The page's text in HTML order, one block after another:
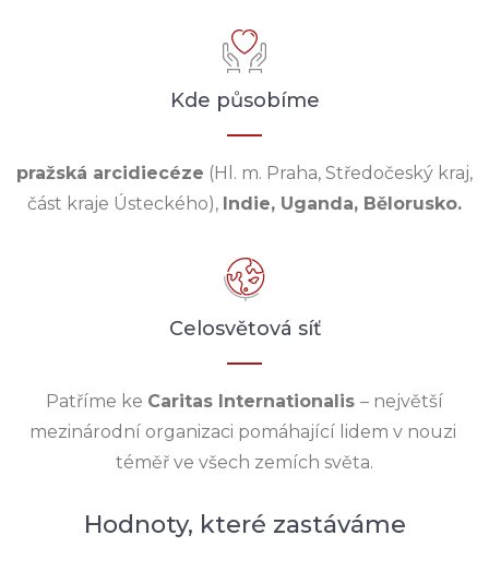
Kde působíme
pražská arcidiecéze (Hl. m. Praha, Středočeský kraj,
část kraje Ústeckého), Indie, Uganda, Bělorusko.
Celosvětová síť
Patříme ke Caritas Internationalis – největší
mezinárodní organizaci pomáhající lidem v nouzi
téměř ve všech zemích světa.
Hodnoty, které zastáváme